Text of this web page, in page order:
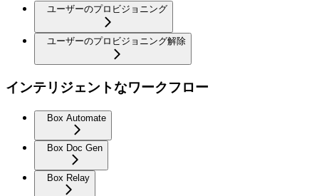
ユーザーのプロビジョニング
ユーザーのプロビジョニング解除
インテリジェントなワークフロー
Box Automate
Box Doc Gen
Box Relay